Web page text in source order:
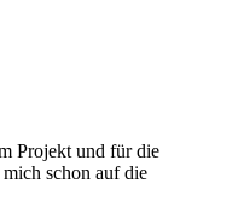
Projekt und für die
schon auf die